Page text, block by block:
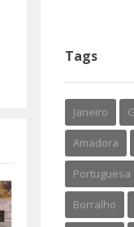
Tags
Janeiro
Amadora
Portuguesa
Borralho